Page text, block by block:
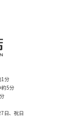
1分
5分
、祝日